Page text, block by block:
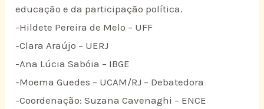
educação e da participação política.
-Hildete Pereira de Melo – UFF
-Clara Araújo – UERJ
-Ana Lúcia Sabóia – IBGE
-Moema Guedes – UCAM/RJ – Debatedora
-Coordenação: Suzana Cavenaghi – ENCE